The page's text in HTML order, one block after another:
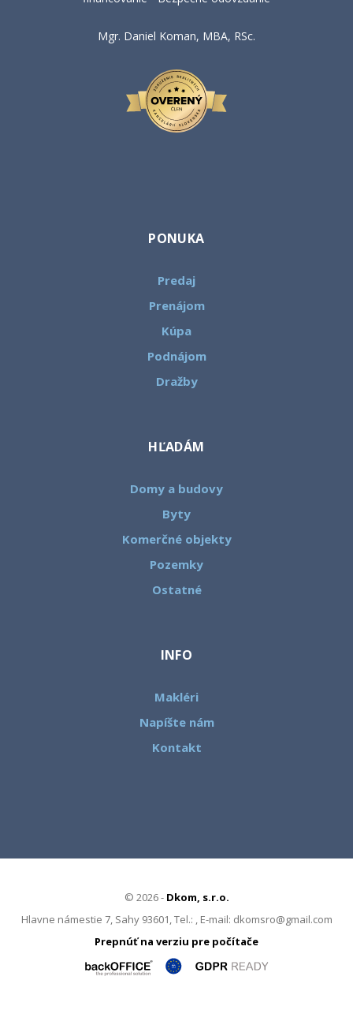
Mgr. Daniel Koman, MBA, RSc.
PONUKA
Predaj
Prenájom
Kúpa
Podnájom
Dražby
HĽADÁM
Domy a budovy
Byty
Komerčné objekty
Pozemky
Ostatné
INFO
Makléri
Napíšte nám
Kontakt
© 2026 - Dkom, s.r.o.
Hlavne námestie 7, Sahy 93601, Tel.: , E-mail: dkomsro@gmail.com
Prepnúť na verziu pre počítače